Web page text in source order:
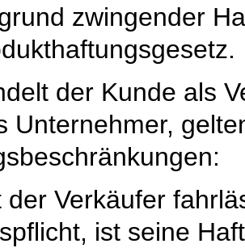
zwingender
der Kunde als
Unternehmer,
der Verkäufer
ist seine